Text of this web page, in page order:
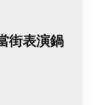
街表演鍋